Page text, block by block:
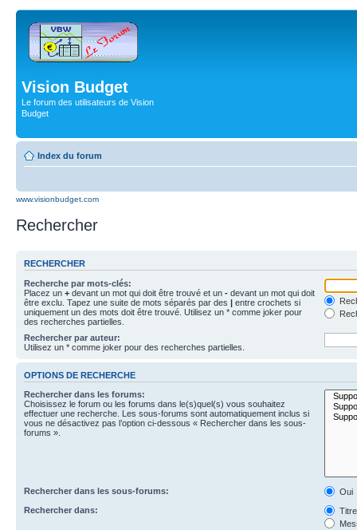
Vision Budget
Le forum des utilisateurs de Vision
Budget
Index du forum
www.visionbudget.com
Rechercher
RECHERCHER
Recherche par mots-clés:
Placez un + devant un mot qui doit être trouvé et un - devant un mot qui doit
être exclu. Tapez une suite de mots séparés par des | entre crochets si
uniquement un des mots doit être trouvé. Utilisez un * comme joker pour
des recherches partielles.
Rechercher par auteur:
Utilisez un * comme joker pour des recherches partielles.
OPTIONS DE RECHERCHE
Rechercher dans les forums:
Choisissez le forum ou les forums dans le(s)quel(s) vous souhaitez
effectuer une recherche. Les sous-forums sont automatiquement inclus si
vous ne désactivez pas l’option ci-dessous « Rechercher dans les sous-
forums ».
Rechercher dans les sous-forums:
Oui
Rechercher dans: